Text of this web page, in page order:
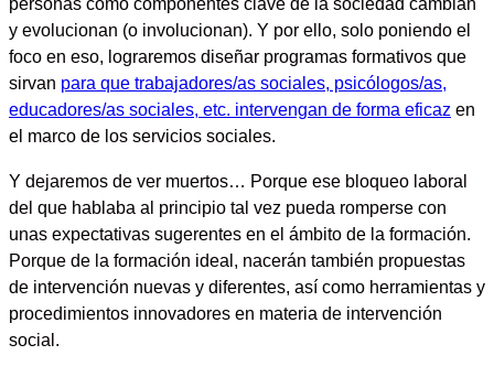
y evolucionan (o involucionan). Y por ello, solo poniendo el
foco en eso, lograremos diseñar programas formativos que
sirvan para que trabajadores/as sociales, psicólogos/as,
educadores/as sociales, etc. intervengan de forma eficaz en
el marco de los servicios sociales.
Y dejaremos de ver muertos… Porque ese bloqueo laboral
del que hablaba al principio tal vez pueda romperse con
unas expectativas sugerentes en el ámbito de la formación
Porque de la formación ideal, nacerán también propuestas
de intervención nuevas y diferentes, así como herramientas y
procedimientos innovadores en materia de intervención
social